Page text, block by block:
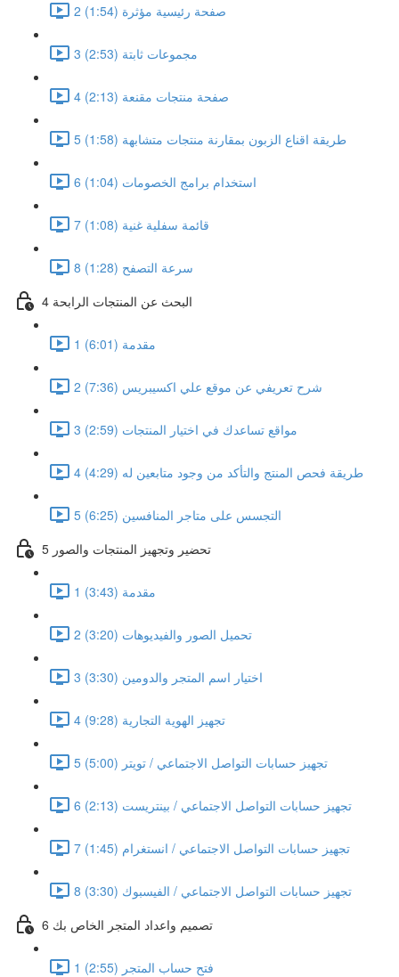
2 صفحة رئيسية مؤثرة (1:54)
3 مجموعات ثابتة (2:53)
4 صفحة منتجات مقنعة (2:13)
5 طريقة اقناع الزبون بمقارنة منتجات متشابهة (1:58)
6 استخدام برامج الخصومات (1:04)
7 قائمة سفلية غنية (1:08)
8 سرعة التصفح (1:28)
4 البحث عن المنتجات الرابحة
1 مقدمة (6:01)
2 شرح تعريفي عن موقع علي اكسيبريس (7:36)
3 مواقع تساعدك في اختيار المنتجات (2:59)
4 طريقة فحص المنتج والتأكد من وجود متابعين له (4:29)
5 التجسس على متاجر المنافسين (6:25)
5 تحضير وتجهيز المنتجات والصور
1 مقدمة (3:43)
2 تحميل الصور والفيديوهات (3:20)
3 اختيار اسم المتجر والدومين (3:30)
4 تجهيز الهوية التجارية (9:28)
5 تجهيز حسابات التواصل الاجتماعي / تويتر (5:00)
6 تجهيز حسابات التواصل الاجتماعي / بينتريست (2:13)
7 تجهيز حسابات التواصل الاجتماعي / انستغرام (1:45)
8 تجهيز حسابات التواصل الاجتماعي / الفيسبوك (3:30)
6 تصميم واعداد المتجر الخاص بك
1 فتح حساب المتجر (2:55)